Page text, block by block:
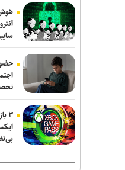
همدلی و اخلاق
حادثه امنیتی
پزشکیان:
قانون‌گرایی و
همکاری تهران و
زائران در مرز زرباطیه
گفت‌وگوی تلفنی
۳